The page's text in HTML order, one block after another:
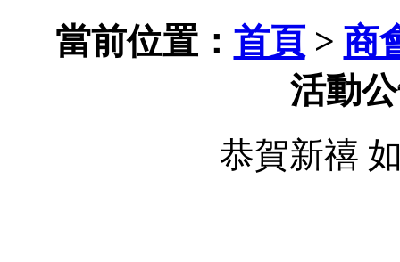
當前位置： 首頁> 商
活動
恭賀新禧